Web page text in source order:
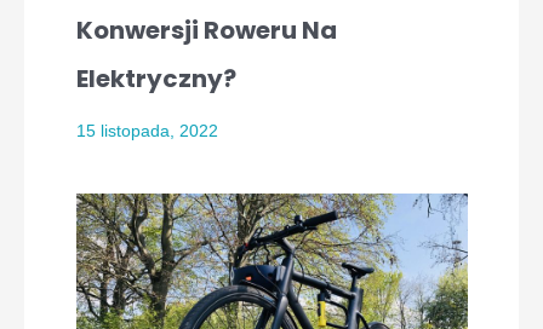
Konwersji Roweru Na
Elektryczny?
15 listopada, 2022